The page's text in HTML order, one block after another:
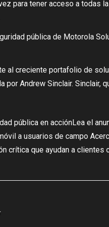
para tener acceso a
pública de Motorola
al creciente portafolio de
Andrew Sinclair. Sinclair,
pública en acciónLea el
a usuarios de campo
crítica que ayudan a